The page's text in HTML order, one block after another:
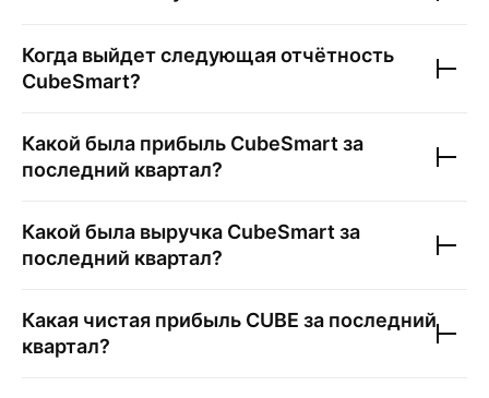
Когда выйдет следующая отчётность
CubeSmart?
Какой была прибыль CubeSmart за
последний квартал?
Какой была выручка CubeSmart за
последний квартал?
Какая чистая прибыль CUBE за последний
квартал?